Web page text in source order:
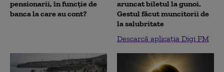
pensionarii, în funcție de
banca la care au cont?
aruncat biletul la gunoi.
Gestul făcut muncitorii de
la salubritate
Descarcă aplicația Digi FM